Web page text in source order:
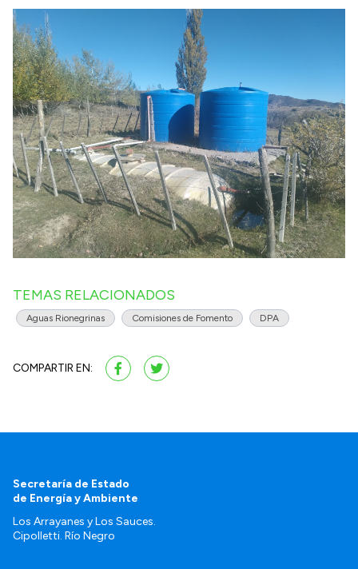
TEMAS RELACIONADOS
Aguas Rionegrinas Comisiones de Fomento DPA
COMPARTIR EN:
Secretaría de Estado
de Energía y Ambiente
Los Arrayanes y Los Sauces.
Cipolletti. Río Negro